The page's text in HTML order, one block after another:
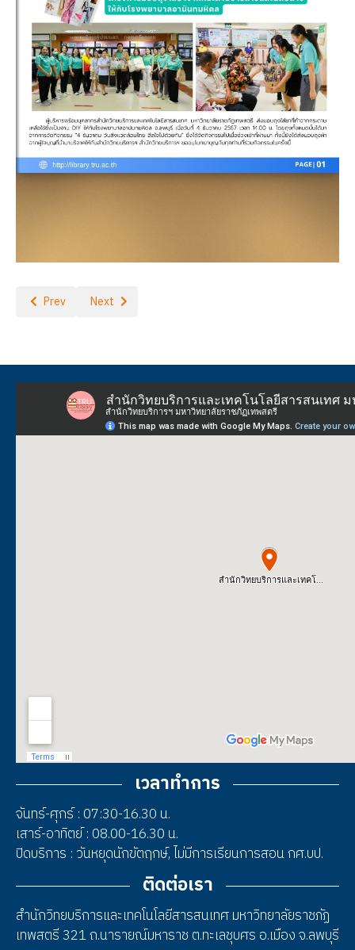
Previous article: ปีที่ 25 ฉบับที่ 244 มกราคม 2568
Prev Next article: ปีที่ 24 ฉบับที่ 242 พฤศจิกายน 2567
Next
เวลาทำการ
จันทร์-ศุกร์ : 07:30-16.30 น.
เสาร์-อาทิตย์ : 08.00-16.30 น.
ปิดบริการ : วันหยุดนักขัตฤกษ์, ไม่มีการเรียนการสอน กศ.บป.
ติดต่อเรา
สำนักวิทยบริการและเทคโนโลยีสารสนเทศ มหาวิทยาลัยราชภัฏ
เทพสตรี 321 ถ.นารายณ์มหาราช ต.ทะเลชุบศร อ.เมือง จ.ลพบุรี